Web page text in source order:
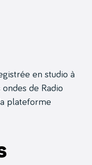
en studio à
de Radio
plateforme